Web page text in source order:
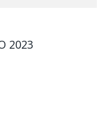
2023